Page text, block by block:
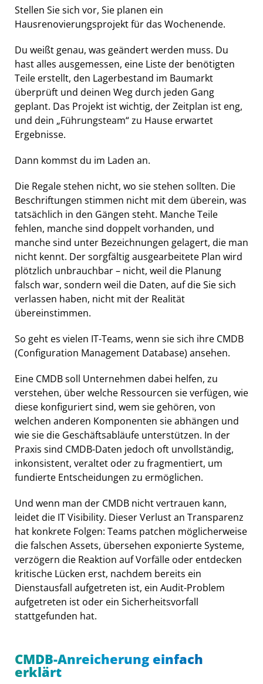
Stellen Sie sich vor, Sie planen ein
Hausrenovierungsprojekt für das Wochenende.
Du weißt genau, was geändert werden muss. Du
hast alles ausgemessen, eine Liste der benötigten
Teile erstellt, den Lagerbestand im Baumarkt
überprüft und deinen Weg durch jeden Gang
geplant. Das Projekt ist wichtig, der Zeitplan ist eng,
und dein „Führungsteam“ zu Hause erwartet
Ergebnisse.
Dann kommst du im Laden an.
Die Regale stehen nicht, wo sie stehen sollten. Die
Beschriftungen stimmen nicht mit dem überein, was
tatsächlich in den Gängen steht. Manche Teile
fehlen, manche sind doppelt vorhanden, und
manche sind unter Bezeichnungen gelagert, die man
nicht kennt. Der sorgfältig ausgearbeitete Plan wird
plötzlich unbrauchbar – nicht, weil die Planung
falsch war, sondern weil die Daten, auf die Sie sich
verlassen haben, nicht mit der Realität
übereinstimmen.
So geht es vielen IT-Teams, wenn sie sich ihre CMDB
(Configuration Management Database) ansehen.
Eine CMDB soll Unternehmen dabei helfen, zu
verstehen, über welche Ressourcen sie verfügen, wie
diese konfiguriert sind, wem sie gehören, von
welchen anderen Komponenten sie abhängen und
wie sie die Geschäftsabläufe unterstützen. In der
Praxis sind CMDB-Daten jedoch oft unvollständig,
inkonsistent, veraltet oder zu fragmentiert, um
fundierte Entscheidungen zu ermöglichen.
Und wenn man der CMDB nicht vertrauen kann,
leidet die IT Visibility. Dieser Verlust an Transparenz
hat konkrete Folgen: Teams patchen möglicherweise
die falschen Assets, übersehen exponierte Systeme,
verzögern die Reaktion auf Vorfälle oder entdecken
kritische Lücken erst, nachdem bereits ein
Dienstausfall aufgetreten ist, ein Audit-Problem
aufgetreten ist oder ein Sicherheitsvorfall
stattgefunden hat.
CMDB-Anreicherung einfach
erklärt